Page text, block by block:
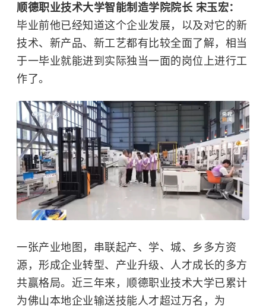
顺德职业技术大学智能制造学院院长 宋玉宏：
毕业前他已经知道这个企业发展，以及对它的新
技术、新产品、新工艺都有比较全面了解，相当
于一毕业就能进到实际独当一面的岗位上进行工
作了。
一张产业地图，串联起产、学、城、乡多方资
源，形成企业转型、产业升级、人才成长的多方
共赢格局。近三年来，顺德职业技术大学已累计
为佛山本地企业输送技能人才超过万名，为